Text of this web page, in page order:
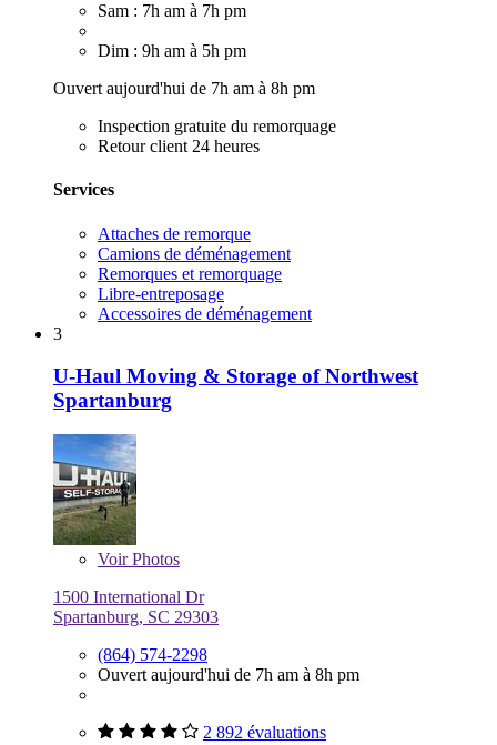
Sam : 7h am à 7h pm
Dim : 9h am à 5h pm
Ouvert aujourd'hui de 7h am à 8h pm
Inspection gratuite du remorquage
Retour client 24 heures
Services
Attaches de remorque
Camions de déménagement
Remorques et remorquage
Libre-entreposage
Accessoires de déménagement
3
U-Haul Moving & Storage of Northwest
Spartanburg
VoirPhotos
1500 International Dr
Spartanburg, SC 29303
(864) 574-2298
Ouvert aujourd'hui de 7h am à 8h pm
2 892 évaluations